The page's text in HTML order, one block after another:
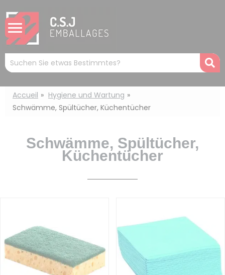
Mots
clés
:
Accueil
Hygiene und Wartung
Schwämme, Spültücher, Küchentücher
Schwämme, Spültücher,
Küchentücher